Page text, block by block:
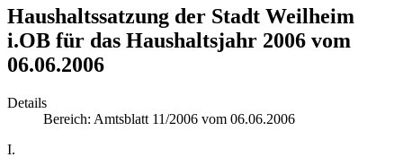
Haushaltssatzung der Stadt Weilheim
i.OB für das Haushaltsjahr 2006 vom
06.06.2006
Details
Bereich: Amtsblatt 11/2006 vom 06.06.2006
I.